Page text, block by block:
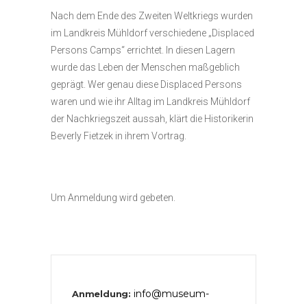
Nach dem Ende des Zweiten Weltkriegs wurden
im Landkreis Mühldorf verschiedene „Displaced
Persons Camps“ errichtet. In diesen Lagern
wurde das Leben der Menschen maßgeblich
geprägt. Wer genau diese Displaced Persons
waren und wie ihr Alltag im Landkreis Mühldorf
der Nachkriegszeit aussah, klärt die Historikerin
Beverly Fietzek in ihrem Vortrag.
Um Anmeldung wird gebeten.
Anmeldung: info@museum-